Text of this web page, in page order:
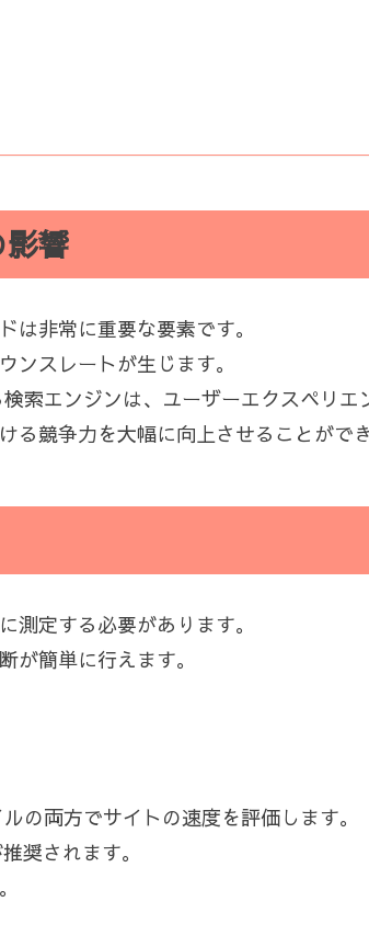
響
非常に重要な要素です。
ンスレートが生じます。
索エンジンは、ユーザーエクスペリエ
競争力を大幅に向上させることができ
定する必要があります。
が簡単に行えます。
の両方でサイトの速度を評価します。
奨されます。